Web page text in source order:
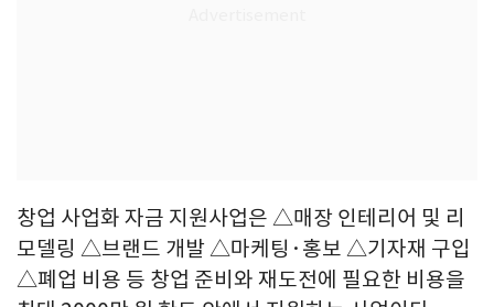
창업 사업화 자금 지원사업은 △매장 인테리어 및 리
모델링 △브랜드 개발 △마케팅·홍보 △기자재 구입
△폐업 비용 등 창업 준비와 재도전에 필요한 비용을